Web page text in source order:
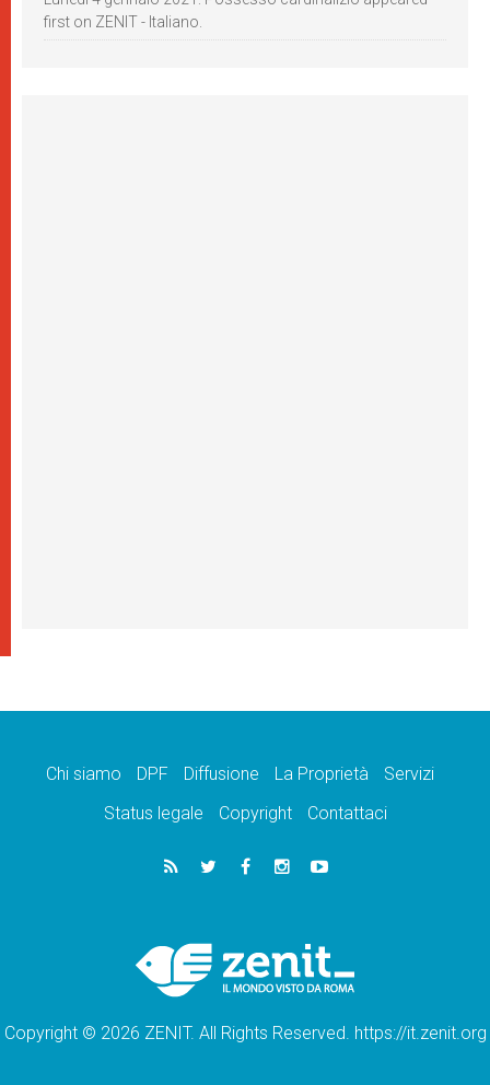
first on ZENIT - Italiano.
Chi siamo DPF Diffusione La Proprietà
Servizi
Status legale
Copyright Contattaci
Copyright © 2026 ZENIT. All Rights Reserved. https://it.zenit.org